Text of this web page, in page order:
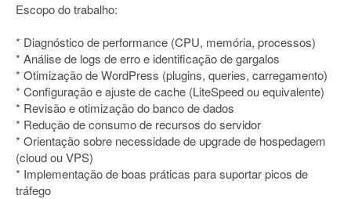
Escopo do trabalho:
* Diagnóstico de performance (CPU, memória, processos)
* Análise de logs de erro e identificação de gargalos
* Otimização de WordPress (plugins, queries, carregamento)
* Configuração e ajuste de cache (LiteSpeed ou equivalente)
* Revisão e otimização do banco de dados
* Redução de consumo de recursos do servidor
* Orientação sobre necessidade de upgrade de hospedagem
(cloud ou VPS)
* Implementação de boas práticas para suportar picos de
tráfego